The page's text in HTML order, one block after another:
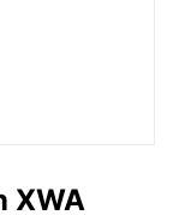
XWA